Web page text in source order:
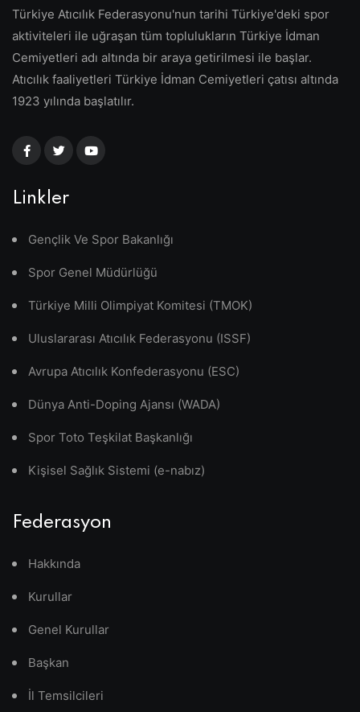
Türkiye Atıcılık Federasyonu'nun tarihi Türkiye'deki spor
aktiviteleri ile uğraşan tüm toplulukların Türkiye İdman
Cemiyetleri adı altında bir araya getirilmesi ile başlar.
Atıcılık faaliyetleri Türkiye İdman Cemiyetleri çatısı altında
1923 yılında başlatılır.
Linkler
Gençlik Ve Spor Bakanlığı
Spor Genel Müdürlüğü
Türkiye Milli Olimpiyat Komitesi (TMOK)
Uluslararası Atıcılık Federasyonu (ISSF)
Avrupa Atıcılık Konfederasyonu (ESC)
Dünya Anti-Doping Ajansı (WADA)
Spor Toto Teşkilat Başkanlığı
Kişisel Sağlık Sistemi (e-nabız)
Federasyon
Hakkında
Kurullar
Genel Kurullar
Başkan
İl Temsilcileri